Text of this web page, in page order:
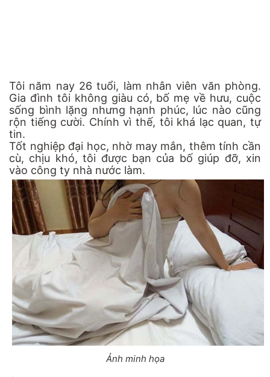
Tôi năm nay 26 tuổi, làm nhân viên văn phòng.
Gia đình tôi không giàu có, bố mẹ về hưu, cuộc
sống bình lặng nhưng hạnh phúc, lúc nào cũng
rộn tiếng cười. Chính vì thế, tôi khá lạc quan, tự
tin.
Tốt nghiệp đại học, nhờ may mắn, thêm tính cần
cù, chịu khó, tôi được bạn của bố giúp đỡ, xin
vào công ty nhà nước làm.
Ảnh minh họa